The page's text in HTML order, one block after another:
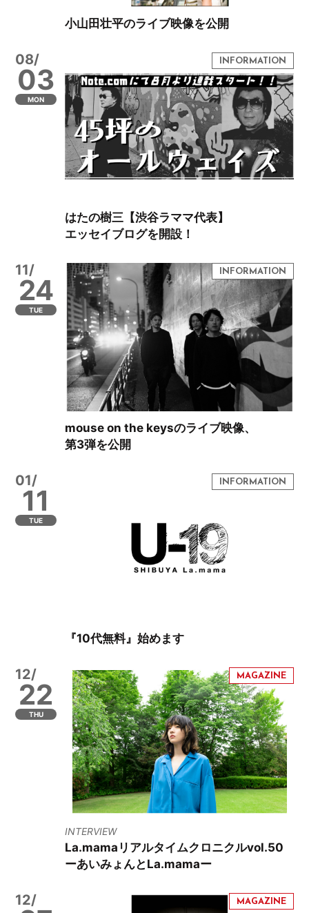
小山田壮平のライブ映像を公開
08/
03
MON
はたの樹三【渋谷ラママ代表】
エッセイブログを開設！
11/
24
TUE
mouse on the keysのライブ映像、
第3弾を公開
01/
11
TUE
『10代無料』始めます
12/
22
THU
INTERVIEW
La.mamaリアルタイムクロニクルvol.50
ーあいみょんとLa.mamaー
12/